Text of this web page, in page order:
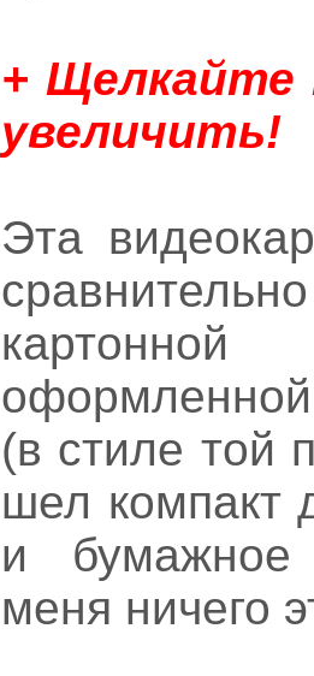
+
увеличить!
Эта
(в стиле той
шел компакт
и бумажное
меня ничего